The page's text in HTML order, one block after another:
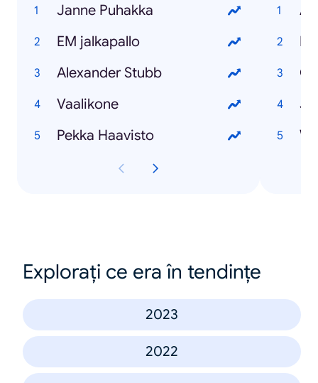
Janne Puhakka
EM jalkapallo
Alexander Stubb
Vaalikone
Pekka Haavisto
Explorați ce era în tendințe
2023
2022